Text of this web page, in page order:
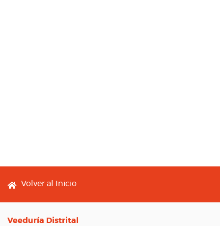
Footer menu
Volver al Inicio
Veeduría Distrital